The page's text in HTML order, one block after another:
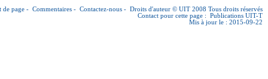
de page - Commentaires - Contactez-nous - Droits d'auteur © UIT 2008 Tous droits réservés
Contact pour cette page : Publications UIT-T
Mis à jour le : 2015-09-22